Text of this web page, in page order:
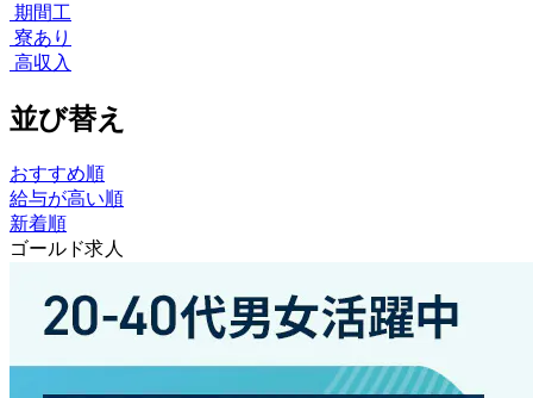
期間工
寮あり
高収入
並び替え
おすすめ順
給与が高い順
新着順
ゴールド求人